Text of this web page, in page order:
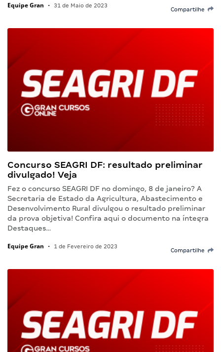
Equipe Gran • 31 de Maio de 2023
Compartilhe
Concurso SEAGRI DF: resultado preliminar
divulgado! Veja
Fez o concurso SEAGRI DF no domingo, 8 de janeiro? A
Secretaria de Estado da Agricultura, Abastecimento e
Desenvolvimento Rural divulgou o resultado preliminar
da prova objetiva! Confira aqui o documento na íntegra
Destaques…
Equipe Gran • 1 de Fevereiro de 2023
Compartilhe